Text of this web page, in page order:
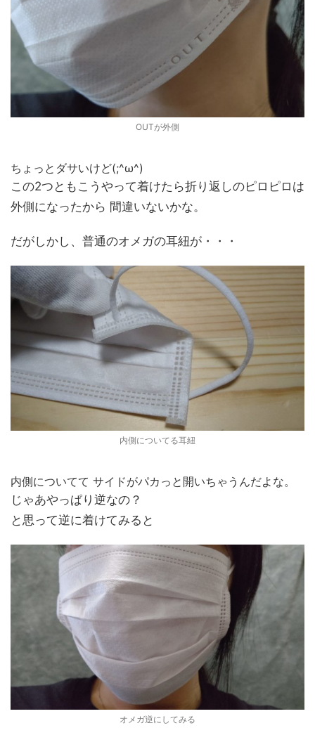
OUTが外側
ちょっとダサいけど(;^ω^)
この2つともこうやって着けたら折り返しのピロピロは
外側になったから 間違いないかな。
だがしかし、普通のオメガの耳紐が・・・
内側についてる耳紐
内側についてて サイドがパカっと開いちゃうんだよな。
じゃあやっぱり逆なの？
と思って逆に着けてみると
オメガ逆にしてみる